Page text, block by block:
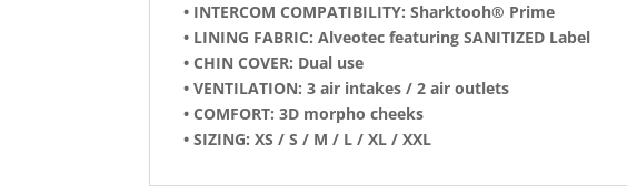
• INTERCOM COMPATIBILITY: Sharktooh® Prime
• LINING FABRIC: Alveotec featuring SANITIZED Label
• CHIN COVER: Dual use
• VENTILATION: 3 air intakes / 2 air outlets
• COMFORT: 3D morpho cheeks
• SIZING: XS / S / M / L / XL / XXL